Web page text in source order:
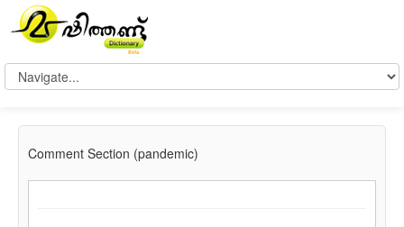
Comment Section (pandemic)